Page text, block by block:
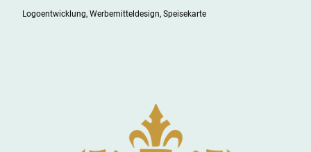
Logoentwicklung, Werbemitteldesign, Speisekarte